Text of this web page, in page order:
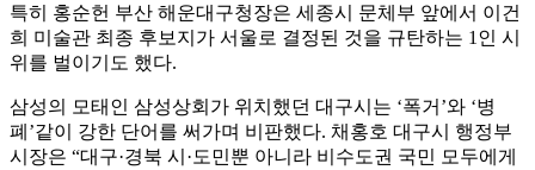
특히 홍순헌 부산 해운대구청장은 세종시 문체부 앞에서 이건
희 미술관 최종 후보지가 서울로 결정된 것을 규탄하는 1인 시
위를 벌이기도 했다.
삼성의 모태인 삼성상회가 위치했던 대구시는 ‘폭거’와 ‘병
폐’같이 강한 단어를 써가며 비판했다. 채홍호 대구시 행정부
시장은 “대구·경북 시·도민뿐 아니라 비수도권 국민 모두에게